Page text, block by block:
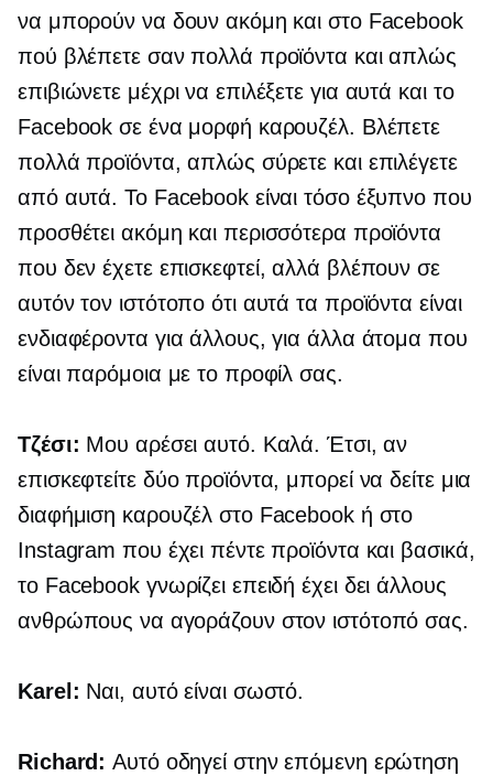
να μπορούν να δουν ακόμη και στο Facebook
πού βλέπετε σαν πολλά προϊόντα και απλώς
επιβιώνετε μέχρι να επιλέξετε για αυτά και το
Facebook σε ένα μορφή καρουζέλ. Βλέπετε
πολλά προϊόντα, απλώς σύρετε και επιλέγετε
από αυτά. Το Facebook είναι τόσο έξυπνο που
προσθέτει ακόμη και περισσότερα προϊόντα
που δεν έχετε επισκεφτεί, αλλά βλέπουν σε
αυτόν τον ιστότοπο ότι αυτά τα προϊόντα είναι
ενδιαφέροντα για άλλους, για άλλα άτομα που
είναι παρόμοια με το προφίλ σας.
Τζέσι: Μου αρέσει αυτό. Καλά. Έτσι, αν
επισκεφτείτε δύο προϊόντα, μπορεί να δείτε μια
διαφήμιση καρουζέλ στο Facebook ή στο
Instagram που έχει πέντε προϊόντα και βασικά,
το Facebook γνωρίζει επειδή έχει δει άλλους
ανθρώπους να αγοράζουν στον ιστότοπό σας.
Karel: Ναι, αυτό είναι σωστό.
Richard: Αυτό οδηγεί στην επόμενη ερώτηση